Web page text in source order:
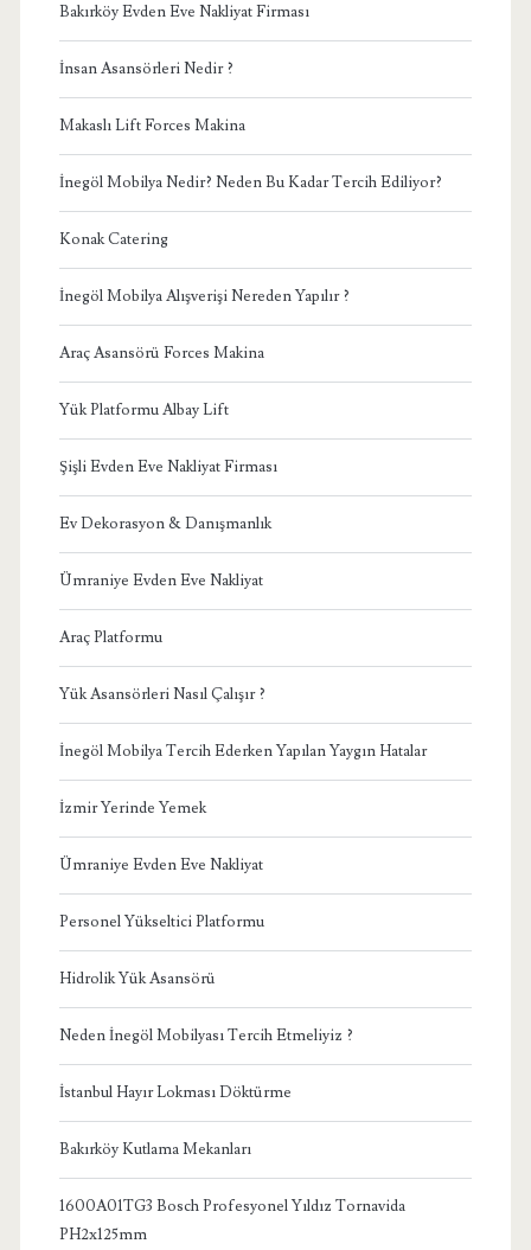
Bakırköy Evden Eve Nakliyat Firması
İnsan Asansörleri Nedir ?
Makaslı Lift Forces Makina
İnegöl Mobilya Nedir? Neden Bu Kadar Tercih Ediliyor?
Konak Catering
İnegöl Mobilya Alışverişi Nereden Yapılır ?
Araç Asansörü Forces Makina
Yük Platformu Albay Lift
Şişli Evden Eve Nakliyat Firması
Ev Dekorasyon & Danışmanlık
Ümraniye Evden Eve Nakliyat
Araç Platformu
Yük Asansörleri Nasıl Çalışır ?
İnegöl Mobilya Tercih Ederken Yapılan Yaygın Hatalar
İzmir Yerinde Yemek
Ümraniye Evden Eve Nakliyat
Personel Yükseltici Platformu
Hidrolik Yük Asansörü
Neden İnegöl Mobilyası Tercih Etmeliyiz ?
İstanbul Hayır Lokması Döktürme
Bakırköy Kutlama Mekanları
1600A01TG3 Bosch Profesyonel Yıldız Tornavida
PH2x125mm